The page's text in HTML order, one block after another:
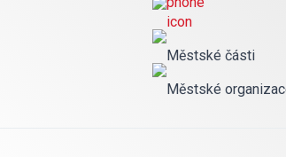
Městské části
Městské